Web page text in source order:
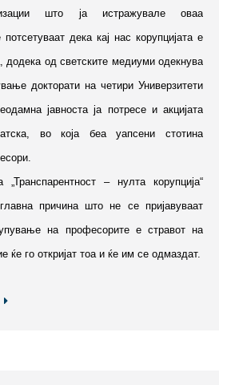
што ја истражувале оваа
дека кај нас корупцијата е
додека од светските медиуми одекнува
докторати на четири Универзитети
јавноста ја потресе и акцијата
во која беа уапсени стотина
„Транспарентност – нулта корупција“
причина што не се пријавуваат
на професорите е стравот на
ќе го откријат тоа и ќе им се одмаздат.